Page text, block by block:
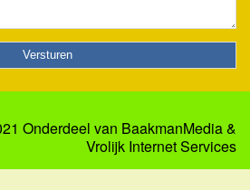
Onderdeel van BaakmanMedia&
Vrolijk Internet Services